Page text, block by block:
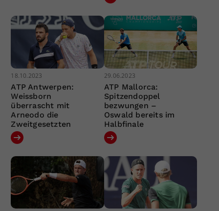
18.10.2023
ATP Antwerpen:
Weissborn
überrascht mit
Arneodo die
Zweitgesetzten
29.06.2023
ATP Mallorca:
Spitzendoppel
bezwungen –
Oswald bereits im
Halbfinale